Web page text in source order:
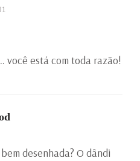
você está com toda razão!
desenhada? O dândi